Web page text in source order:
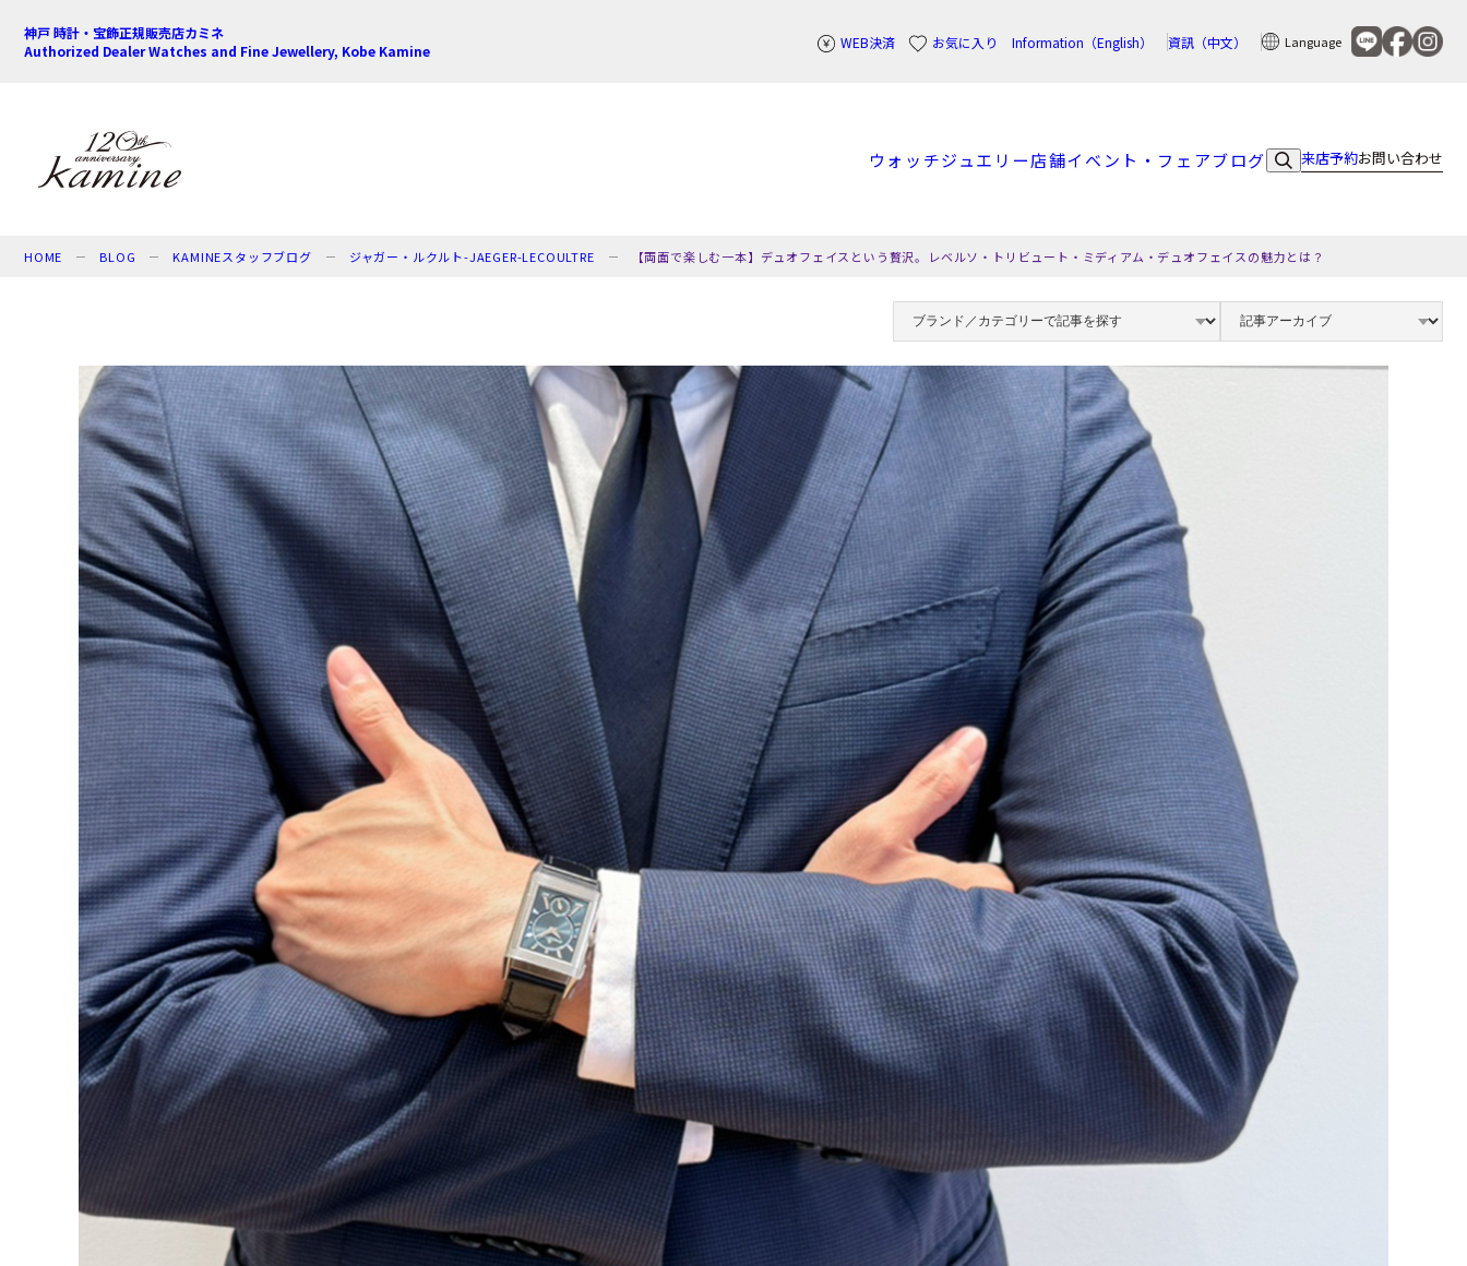
神戸 時計・宝飾正規販売店カミネ
Authorized Dealer Watches and Fine Jewellery, Kobe Kamine
WEB決済 お気に入り Information（English） 資訊（中文） Language
ウォッチジュエリー店舗イベント・フェアブログ 来店予約お問い合わせ
HOME BLOG KAMINEスタッフブログ ジャガー・ルクルト-JAEGER-LECOULTRE 【両面で楽しむ一本】デュオフェイスという贅沢。レベルソ・トリビュート・ミディアム・デュオフェイスの魅力とは？